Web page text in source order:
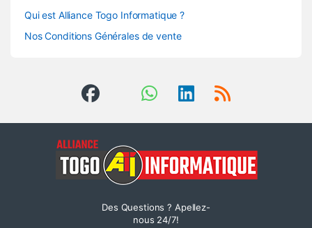
Qui est Alliance Togo Informatique ?
Nos Conditions Générales de vente
Des Questions ? Apellez-
nous 24/7!